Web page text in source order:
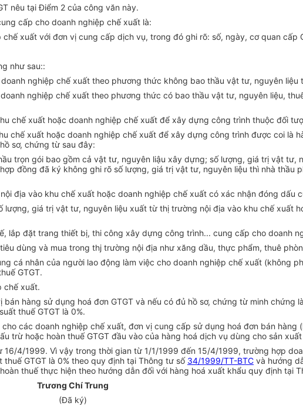
nêu tại Điểm 2 của công văn này.
cấp cho doanh nghiệp chế xuất là:
xuất với đơn vị cung cấp dịch vụ, trong đó ghi rõ: số, ngày, cơ quan cấp
như sau::
nghiệp chế xuất theo phương thức không bao thầu vật tư, nguyên
nghiệp chế xuất theo phương thức có bao thầu vật tư, nguyên liệu,
chế xuất hoặc doanh nghiệp chế xuất để xây dựng công trình thuộc đối
chế xuất hoặc doanh nghiệp chế xuất để xây dựng công trình được coi là
sơ, chứng từ sau đây:
trọn gói bao gồm cả vật tư, nguyên liậu xây dựng; số lượng, giá trị vật tư,
đồng đã ký không ghi rõ số lượng, giá trị vật tư, nguyên liệu thì nhà
địa vào khu chế xuất hoặc doanh nghiệp chế xuất có xác nhận đóng dấu
lượng, giá trị vật tư, nguyên liệu xuất từ thị trường nội địa vào khu chế
lắp đặt trang thiết bị, thi công xây dựng công trình... cung cấp cho doanh
dùng và mua trong thj trường nội địa như xăng dầu, thực phẩm, thuê
cá nhân của người lao động làm việc cho doanh nghiệp chế xuất (không
GTGT.
chế xuất.
hàng sử dụng hoá đơn GTGT và nếu có đủ hồ sơ, chứng từ minh
thuế GTGT là 0%.
các doanh nghiệp chế xuất, đơn vị cung cấp sử dụng hoá đơn bán hàng
trừ hoặc hoàn thuế GTGT đầu vào của hàng hoá dịch vụ dùng cho sản
16/4/1999. Vì vậy trong thời gian từ 1/1/1999 đến 15/4/1999, trường hợp
GTGT là 0% theo quy định tại Thông tư số 34/1999/TT-BTC và hướng
thuế thực hiện theo hướng dẫn đối với hàng hoá xuất khẩu quy định tại
Trương Chí Trung
(Đã ký)